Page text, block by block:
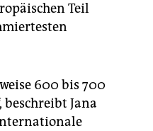
Teil
600 bis 700
Jana